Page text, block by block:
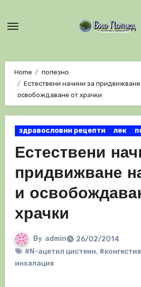
Home
полезно
Естествени начини за придвижване
освобождаване от храчки
здравословни рецепти лек
Естествени
придвижване
и
храчки
By admin
26/02/2014
#N-ацетил цистеин, #конгестия
инхалация